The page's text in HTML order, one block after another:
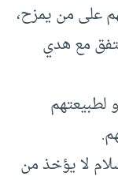
على من يمزح،
مع هدي
لطبيعتهم
لا يؤخذ من